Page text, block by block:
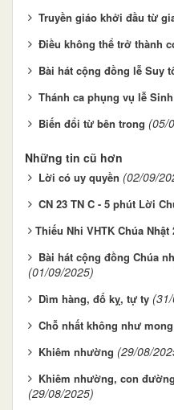
Truyền giáo khởi đầu từ
Điều không thể trở thành
Bài hát cộng đồng lễ Suy
Thánh ca phụng vụ lễ
Biến đổi từ bên trong (05/
Những tin cũ hơn
Lời có uy quyền (02/09/
CN 23 TN C - 5 phút Lời
​​​​​​​Thiếu Nhi VHTK Chúa Nhật
Bài hát cộng đồng Chúa
(01/09/2025)
Dìm hàng, đố kỵ, tự ty
Chỗ nhất không như
Khiêm nhường (29/08/
Khiêm nhường, con
(29/08/2025)